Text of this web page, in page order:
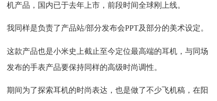
机产品，国内已于去年上市，前段时间全球刚上线。
我同样是负责了产品站/部分发布会PPT及部分的美术设定。
这款产品也是小米史上截止至今定位最高端的耳机，与同场
发布的手表产品要保持同样的高级时尚调性。
期间为了探索耳机的时尚表达，也是做了不少飞机稿，在阳